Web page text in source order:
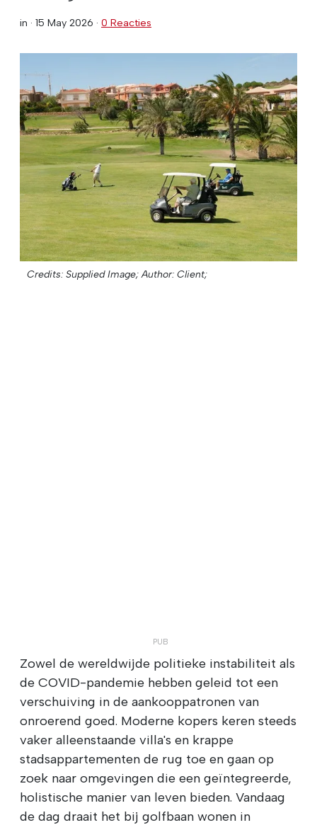
in · 15 May 2026 · 0 Reacties
Credits: Supplied Image; Author: Client;
Zowel de wereldwijde politieke instabiliteit als
de COVID-pandemie hebben geleid tot een
verschuiving in de aankooppatronen van
onroerend goed. Moderne kopers keren steeds
vaker alleenstaande villa's en krappe
stadsappartementen de rug toe en gaan op
zoek naar omgevingen die een geïntegreerde,
holistische manier van leven bieden. Vandaag
de dag draait het bij golfbaan wonen in